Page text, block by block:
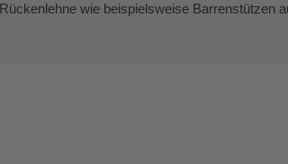
Rückenlehne wie beispielsweise Barrenstützen